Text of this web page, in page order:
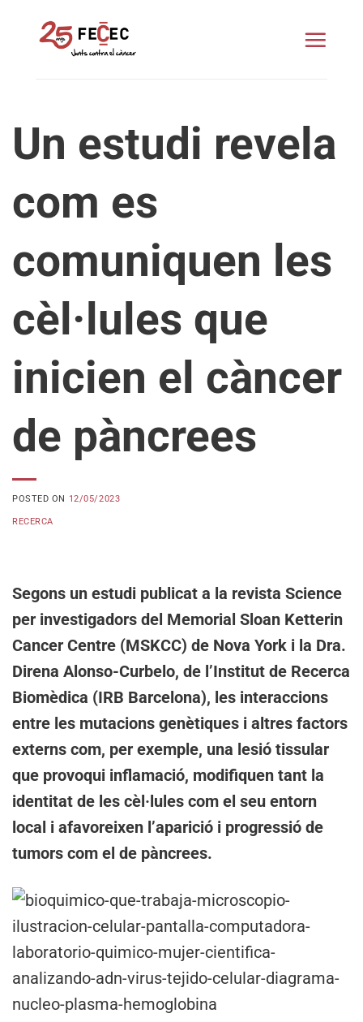
Un estudi revela
com es
comuniquen les
cèl·lules que
inicien el càncer
de pàncrees
POSTED ON 12/05/2023
RECERCA
Segons un estudi publicat a la revista Science
per investigadors del Memorial Sloan Ketterin
Cancer Centre (MSKCC) de Nova York i la Dra.
Direna Alonso-Curbelo, de l’Institut de Recerca
Biomèdica (IRB Barcelona), les interaccions
entre les mutacions genètiques i altres factors
externs com, per exemple, una lesió tissular
que provoqui inflamació, modifiquen tant la
identitat de les cèl·lules com el seu entorn
local i afavoreixen l’aparició i progressió de
tumors com el de pàncrees.